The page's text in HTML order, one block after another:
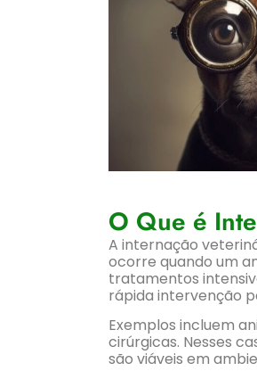
O Que é
A internação
ocorre quando um
tratamentos
rápida intervenção
Exemplos incluem
cirúrgicas. Nesses
são viáveis em